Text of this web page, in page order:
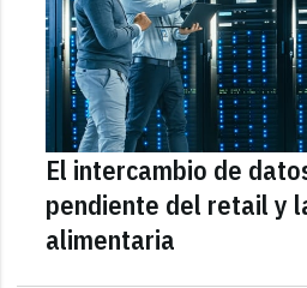
El intercambio de
pendiente del retail y
alimentaria